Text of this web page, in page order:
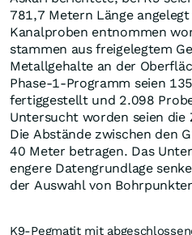
Systematisches Programm